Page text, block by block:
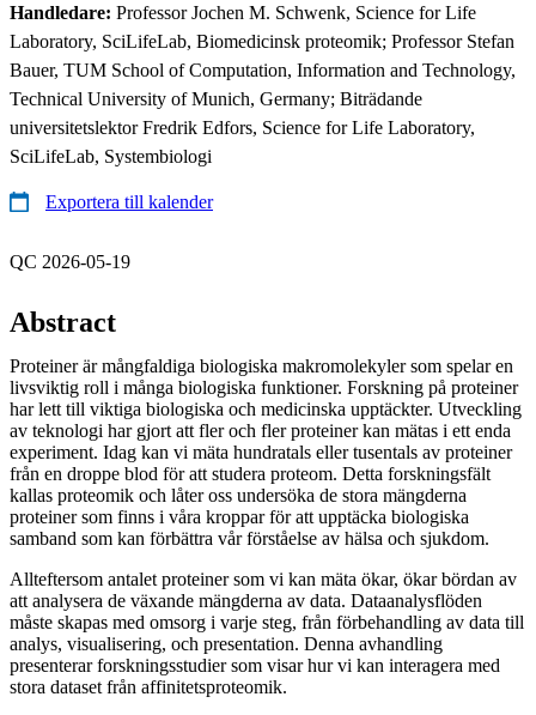
Handledare: Professor Jochen M. Schwenk, Science for Life
Laboratory, SciLifeLab, Biomedicinsk proteomik; Professor Stefan
Bauer, TUM School of Computation, Information and Technology,
Technical University of Munich, Germany; Biträdande
universitetslektor Fredrik Edfors, Science for Life Laboratory,
SciLifeLab, Systembiologi
Exportera till kalender
QC 2026-05-19
Abstract
Proteiner är mångfaldiga biologiska makromolekyler som spelar en
livsviktig roll i många biologiska funktioner. Forskning på proteiner
har lett till viktiga biologiska och medicinska upptäckter. Utveckling
av teknologi har gjort att fler och fler proteiner kan mätas i ett enda
experiment. Idag kan vi mäta hundratals eller tusentals av proteiner
från en droppe blod för att studera proteom. Detta forskningsfält
kallas proteomik och låter oss undersöka de stora mängderna
proteiner som finns i våra kroppar för att upptäcka biologiska
samband som kan förbättra vår förståelse av hälsa och sjukdom.
Allteftersom antalet proteiner som vi kan mäta ökar, ökar bördan av
att analysera de växande mängderna av data. Dataanalysflöden
måste skapas med omsorg i varje steg, från förbehandling av data till
analys, visualisering, och presentation. Denna avhandling
presenterar forskningsstudier som visar hur vi kan interagera med
stora dataset från affinitetsproteomik.